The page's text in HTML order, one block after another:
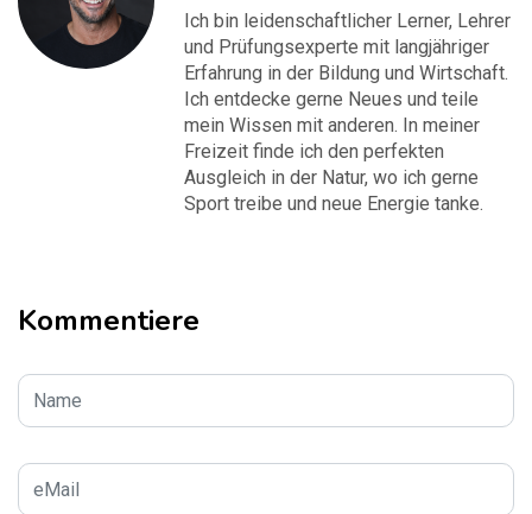
Ich bin leidenschaftlicher Lerner, Lehrer
und Prüfungsexperte mit langjähriger
Erfahrung in der Bildung und Wirtschaft.
Ich entdecke gerne Neues und teile
mein Wissen mit anderen. In meiner
Freizeit finde ich den perfekten
Ausgleich in der Natur, wo ich gerne
Sport treibe und neue Energie tanke.
Kommentiere